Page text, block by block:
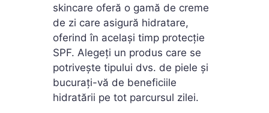
skincare oferă o gamă de creme
de zi care asigură hidratare,
oferind în același timp protecție
SPF. Alegeți un produs care se
potrivește tipului dvs. de piele și
bucurați-vă de beneficiile
hidratării pe tot parcursul zilei.